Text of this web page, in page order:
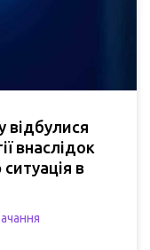
відбулися
внаслідок
ситуація в